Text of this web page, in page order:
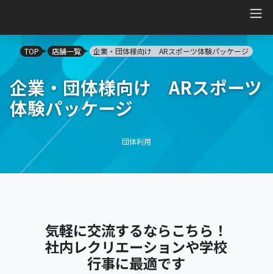
TOP 店舗一覧 企業・団体様向け ARスポーツ体験パッケージ
企業・団体様向け ARスポーツ
体験パッケージ
団体利用
気軽に交流するならこちら！
社内レクリエーションや学校
行事に最適です